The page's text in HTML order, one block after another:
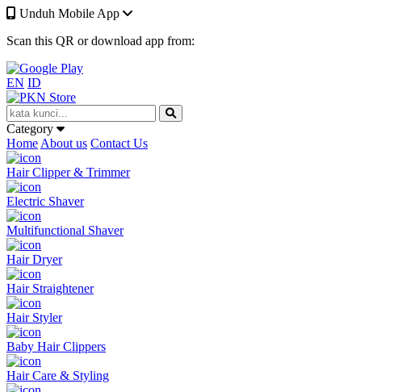
Unduh Mobile App
Scan this QR or download app from:
EN ID
Category
Home About us Contact Us
Hair Clipper & Trimmer
Electric Shaver
Multifunctional Shaver
Hair Dryer
Hair Straightener
Hair Styler
Baby Hair Clippers
Hair Care & Styling